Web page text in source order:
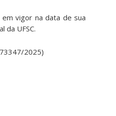
vigor na data de sua
da UFSC.
2025)